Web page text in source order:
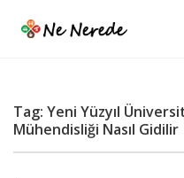
Tag: Yeni Yüzyıl
Mühendisliği Nasıl Gidilir